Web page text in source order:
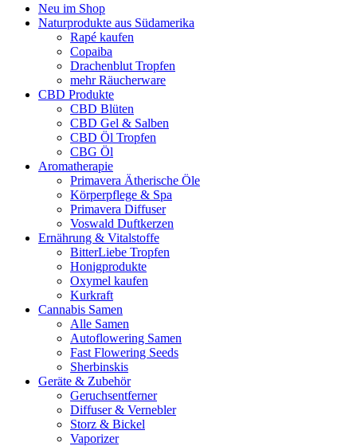
Neu im Shop
Naturprodukte aus Südamerika
Rapé kaufen
Copaiba
Drachenblut Tropfen
mehr Räucherware
CBD Produkte
CBD Blüten
CBD Gel & Salben
CBD Öl Tropfen
CBG Öl
Aromatherapie
Primavera Ätherische Öle
Körperpflege & Spa
Primavera Diffuser
Voswald Duftkerzen
Ernährung & Vitalstoffe
BitterLiebe Tropfen
Honigprodukte
Oxymel kaufen
Kurkraft
Cannabis Samen
Alle Samen
Autoflowering Samen
Fast Flowering Seeds
Sherbinskis
Geräte & Zubehör
Geruchsentferner
Diffuser & Vernebler
Storz & Bickel
Vaporizer